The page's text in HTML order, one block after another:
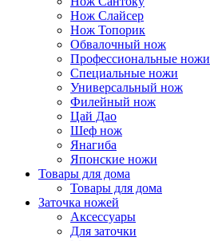
Нож Слайсер
Нож Топорик
Обвалочный нож
Профессиональные ножи
Специальные ножи
Универсальный нож
Филейный нож
Цай Дао
Шеф нож
Янагиба
Японские ножи
Товары для дома
Товары для дома
Заточка ножей
Аксессуары
Для заточки